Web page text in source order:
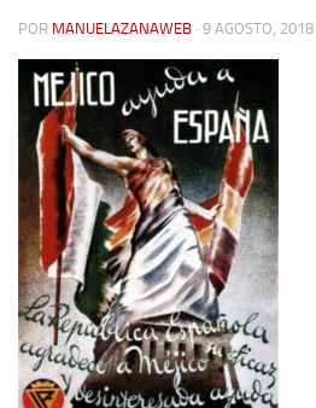
Colabora
Contacto
Memoria Histórica
Investigación previa de la represión
1947).
Informe Represión en Toledo 1936-
Informe de la fosa de abril de 1939 de
Enciclopedia Republicana
Militantes históricos IR
Personajes republicanos
POR MANUELAZANAWEB · 9 AGOSTO, 2018